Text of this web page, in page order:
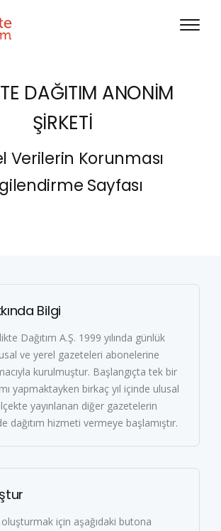
DAĞITIM ANONİM
ŞİRKETİ
Verilerin Korunması
Sayfası
Bilgi
Dağıtım A.Ş. 1999 yılında günlük
ve yerel gazeteleri abonelerine
kurulmuştur. Başlangıçta tek bir
yapmaktayken birkaç yıl içinde ulusal
yayınlanan diğer gazetelerin
dağıtım hizmeti vermeye başlamıştır.
için aşağıdaki butona